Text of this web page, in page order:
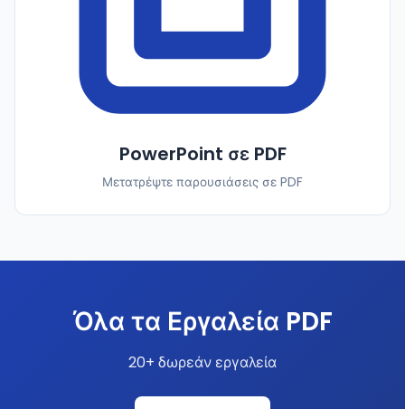
PowerPoint σε PDF
Μετατρέψτε παρουσιάσεις σε PDF
Όλα τα Εργαλεία PDF
20+ δωρεάν εργαλεία